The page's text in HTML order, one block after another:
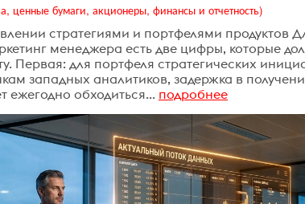
ценные бумаги, акционеры, финансы и отчетность)
стратегиями и портфелями продуктов
менеджера есть две цифры, которые
Первая: для портфеля стратегических
западных аналитиков, задержка в
ежегодно обходиться... подробнее